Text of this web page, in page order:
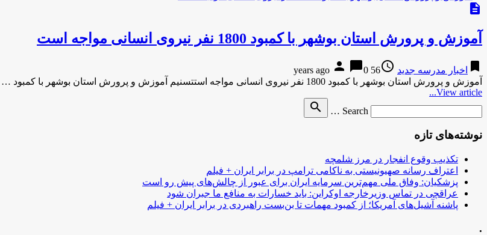
description
آموزش و پرورش استان بوشهر با کمبود 1800 نفر نیروی انسانی مواجه است
bookmark اخبار مدرسه جدید access_time
56 years ago
person chat_bubble0
آموزش و پرورش استان بوشهر با کمبود 1800 نفر نیروی انسانی مواجه استتسنیم آموزش و پرورش استان بوشهر با کمبود …
View article...
Search …
search
نوشته‌های تازه
تکذیب وقوع انفجار در مرز شلمچه
اعتراف رسانه صهیونیستی به ناکامی ترامپ در برابر ایران + فیلم
پزشکیان: وفاق ملی مهم‌ترین سرمایه ایران برای عبور از چالش‌های پیش رو است
عراقچی در تماس وزیرخارجه اوکراین: باید خسارات به منافع ما جبران شود
پاشنه آشیل‌های آمریکا؛ از کمبود مهمات تا بن‌بست راهبردی در برابر ایران + فیلم
.